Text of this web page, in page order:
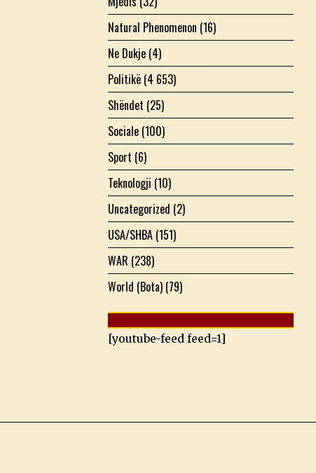
Natural Phenomenon (16)
Ne Dukje (4)
Politikë (4 653)
Shëndet (25)
Sociale (100)
Sport (6)
Teknologji (10)
Uncategorized (2)
USA/SHBA (151)
WAR (238)
World (Bota) (79)
[youtube-feed feed=1]